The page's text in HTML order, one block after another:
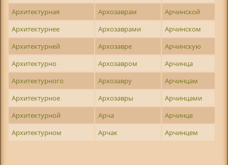
Архитектурная
Архозаврам
Арчинской
Архитектурнее
Архозаврами
Арчинском
Архитектурней
Архозавре
Арчинскую
Архитектурно
Архозавром
Арчинца
Архитектурного
Архозавру
Арчинцам
Архитектурное
Архозавры
Арчинцами
Архитектурной
Арча
Арчинце
Архитектурном
Арчак Арчинцем